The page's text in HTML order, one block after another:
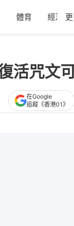
體育 經濟
活咒文
在Google
追蹤《香港01》